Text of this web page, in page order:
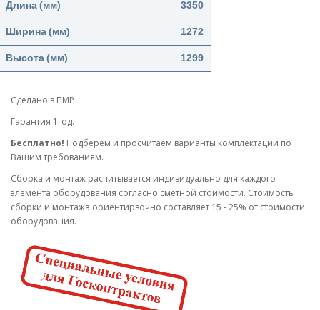
Длина (мм) 3350
Ширина (мм) 1272
Высота (мм) 1299
Сделано в ПМР
Гарантия 1год.
Бесплатно! Подберем и просчитаем варианты комплектации по
Вашим требованиям.
Cборка и монтаж расчитывается индивидуально для каждого
элемента оборудования согласно сметной стоимости. Стоимость
сборки и монтажа ориентирвочно составляет 15 - 25% от стоимости
оборудования.